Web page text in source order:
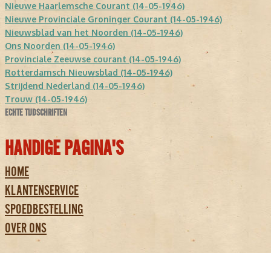
Nieuwe Haarlemsche Courant (14-05-1946)
Nieuwe Provinciale Groninger Courant (14-05-1946)
Nieuwsblad van het Noorden (14-05-1946)
Ons Noorden (14-05-1946)
Provinciale Zeeuwse courant (14-05-1946)
Rotterdamsch Nieuwsblad (14-05-1946)
Strijdend Nederland (14-05-1946)
Trouw (14-05-1946)
ECHTE TIJDSCHRIFTEN
HANDIGE PAGINA'S
HOME
KLANTENSERVICE
SPOEDBESTELLING
OVER ONS